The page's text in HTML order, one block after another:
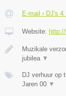
E-mail › DJ's 4
Website:
Muzikale
jubilea ▼
DJ verhuur op
Jaren 00 ▼